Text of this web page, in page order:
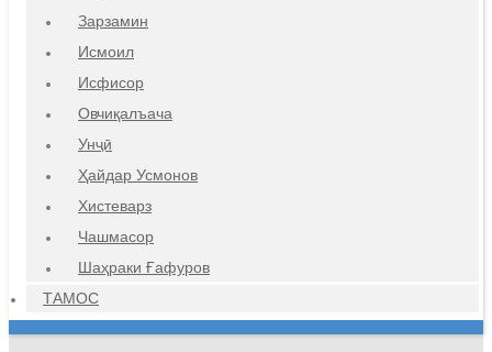
Зарзамин
Исмоил
Исфисор
Овчиқалъача
Унҷӣ
Ҳайдар Усмонов
Хистеварз
Чашмасор
Шаҳраки Ғафуров
ТАМОС